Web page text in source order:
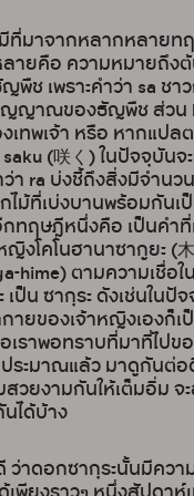
ที่มาจากหลากหลายท
ายคือ ความหมายถึง
พืช เพราะคำว่า sa ช
ญาณของธัญพืช ส่วน
เทพเจ้า หรือ หากแปล
(咲く) ในปัจจุบัน
า ra บ่งชี้ถึงสิ่งมีจำนว
ม้ที่เบ่งบานพร้อมกันเ
ทฤษฎีหนึ่งคือ เป็นคำ
งโคโนฮานาซากูยะ (
hime) ตามความเชื่อ
ป็น ซากุระ ดังเช่นในปัจ
ยของเจ้าหญิงเองก็เ
อเราพอทราบที่มาที่ไป
ระมาณแล้ว มาดูกันต่อ
วยงามกันให้เต็มอิ่ม จะ
ได้บ้าง
ว่าดอกซากุระนั้นมีควา